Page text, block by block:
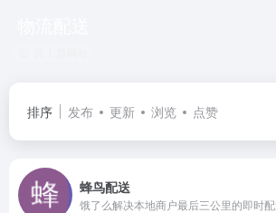
排序 发布 更新 浏览 点赞
蜂鸟配送
饿了么解决本地商户最后三公里的即时